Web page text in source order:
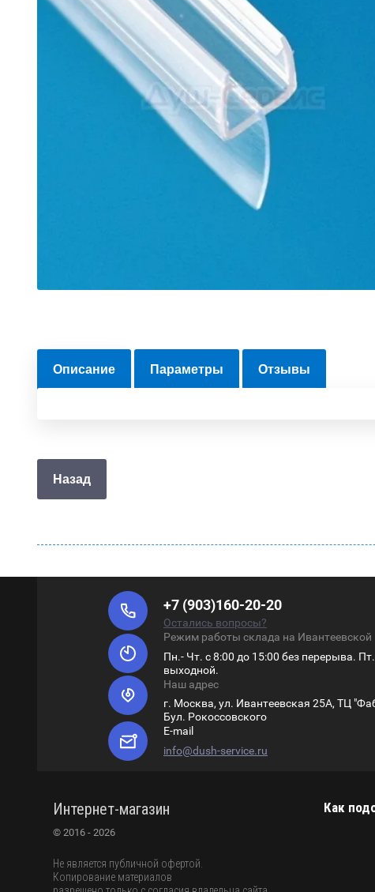
Описание Параметры Отзывы
Назад
+7 (903)160-20-20
Остались вопросы?
Режим работы склада на Ивантеевской
Пн.- Чт. с 8:00 до 15:00 без перерыва.
выходной.
Наш адрес
г. Москва, ул. Ивантеевская 25А, ТЦ
Бул. Рокоссовского
E-mail
info@dush-service.ru
Интернет-магазин
© 2016 - 2026
Не является публичной офертой.
Копирование материалов
Как